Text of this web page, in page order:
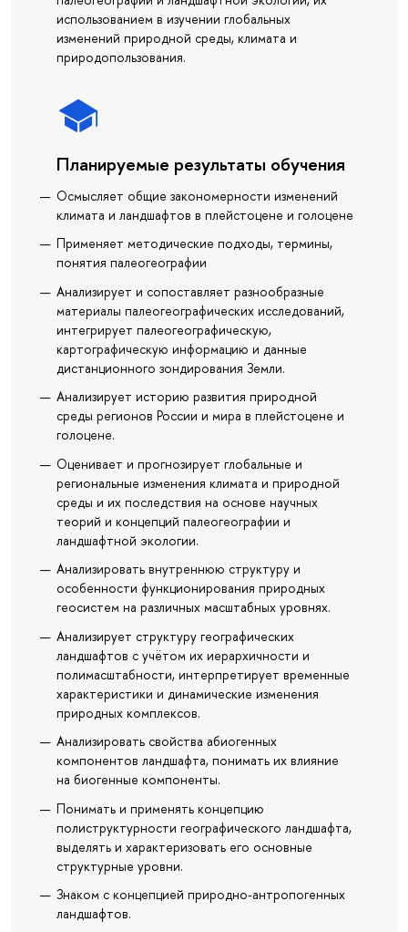
использованием в изучении глобальных
изменений природной среды, климата и
природопользования.
Планируемые результаты обучения
Осмысляет общие закономерности изменений
климата и ландшафтов в плейстоцене и голоцене
Применяет методические подходы, термины,
понятия палеогеографии
Анализирует и сопоставляет разнообразные
материалы палеогеографических исследований,
интегрирует палеогеографическую,
картографическую информацию и данные
дистанционного зондирования Земли.
Анализирует историю развития природной
среды регионов России и мира в плейстоцене и
голоцене.
Оценивает и прогнозирует глобальные и
региональные изменения климата и природной
среды и их последствия на основе научных
теорий и концепций палеогеографии и
ландшафтной экологии.
Анализировать внутреннюю структуру и
особенности функционирования природных
геосистем на различных масштабных уровнях.
Анализирует структуру географических
ландшафтов с учётом их иерархичности и
полимасштабности, интерпретирует временные
характеристики и динамические изменения
природных комплексов.
Анализировать свойства абиогенных
компонентов ландшафта, понимать их влияние
на биогенные компоненты.
Понимать и применять концепцию
полиструктурности географического ландшафта,
выделять и характеризовать его основные
структурные уровни.
Знаком с концепцией природно-антропогенных
ландшафтов.